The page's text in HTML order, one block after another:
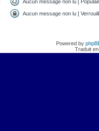
Aucun message non lu [
Aucun message non lu [
Powered by
Traduit